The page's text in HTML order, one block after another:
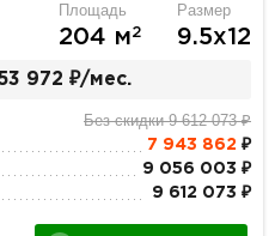
Площадь
204 м2
Размер
9.5х12
972 ₽/мес.
Без скидки 9 612 073 ₽
7 943 862 ₽
9 056 003 ₽
9 612 073 ₽